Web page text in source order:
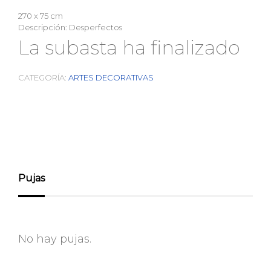
270 x 75 cm
Descripción: Desperfectos
La subasta ha finalizado
CATEGORÍA: ARTES DECORATIVAS
Pujas
No hay pujas.